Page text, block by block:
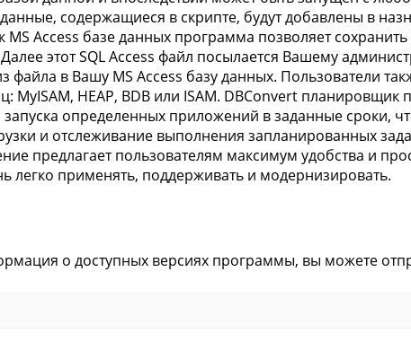
содержащиеся в скрипте, будут добавлены в
MS Access базе данных программа позволяет
этот SQL Access файл посылается Вашему
файла в Вашу MS Access базу данных. Пользователи
MyISAM, HEAP, BDB или ISAM. DBConvert
определенных приложений в заданные сроки,
и отслеживание выполнения запланированных
предлагает пользователям максимум удобства и
легко применять, поддерживать и модернизировать.
о доступных версиях программы, вы можете